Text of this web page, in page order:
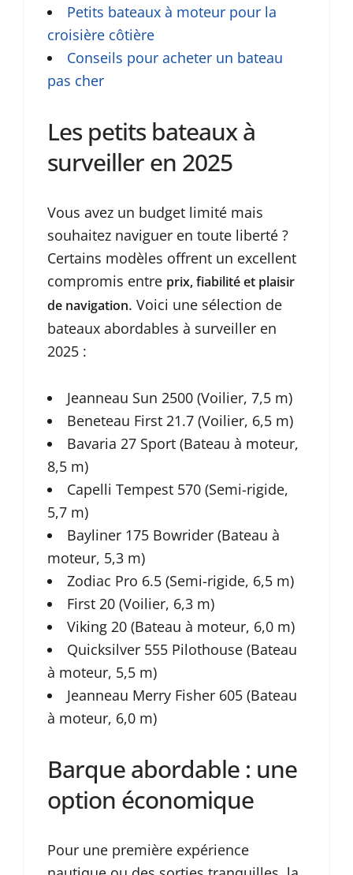
Petits bateaux à moteur pour la
croisière côtière
Conseils pour acheter un bateau
pas cher
Les petits bateaux à
surveiller en 2025
Vous avez un budget limité mais
souhaitez naviguer en toute liberté ?
Certains modèles offrent un excellent
compromis entre prix, fiabilité et plaisir
de navigation. Voici une sélection de
bateaux abordables à surveiller en
2025 :
Jeanneau Sun 2500 (Voilier, 7,5 m)
Beneteau First 21.7 (Voilier, 6,5 m)
Bavaria 27 Sport (Bateau à moteur,
8,5 m)
Capelli Tempest 570 (Semi-rigide,
5,7 m)
Bayliner 175 Bowrider (Bateau à
moteur, 5,3 m)
Zodiac Pro 6.5 (Semi-rigide, 6,5 m)
First 20 (Voilier, 6,3 m)
Viking 20 (Bateau à moteur, 6,0 m)
Quicksilver 555 Pilothouse (Bateau
à moteur, 5,5 m)
Jeanneau Merry Fisher 605 (Bateau
à moteur, 6,0 m)
Barque abordable : une
option économique
Pour une première expérience